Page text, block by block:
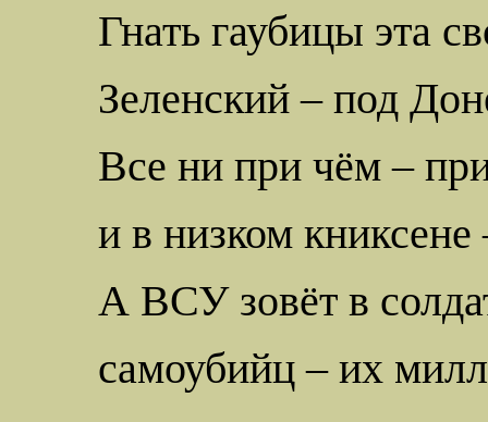
Гнать гаубицы эта
Зеленский – под
Все ни при чём –
и в низком книксене
А ВСУ зовёт в
самоубийц – их